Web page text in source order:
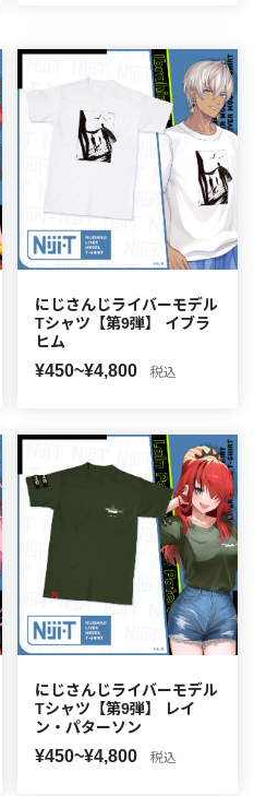
にじさんじライバーモデル
Tシャツ【第9弾】 イブラ
ヒム
¥450~¥4,800 税込
にじさんじライバーモデル
Tシャツ【第9弾】 レイ
ン・パターソン
¥450~¥4,800 税込